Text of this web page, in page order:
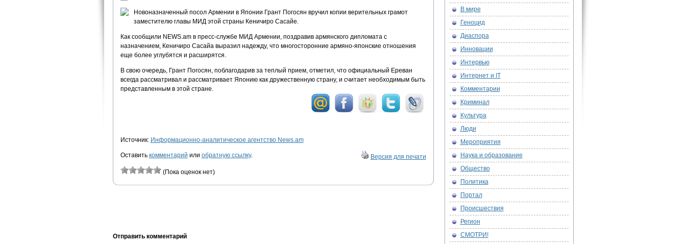
Новоназначенный посол Армении в Японии Грант Погосян вручил копии верительных грамот
заместителю главы МИД этой страны Кеничиро Сасайе.
Как сообщили NEWS.am в пресс-службе МИД Армении, поздравив армянского дипломата с
назначением, Кеничиро Сасайа выразил надежду, что многосторонние армяно-японские отношения
еще более углубятся и расширятся.
В свою очередь, Грант Погосян, поблагодарив за теплый прием, отметил, что официальный Ереван
всегда рассматривал и рассматривает Японию как дружественную страну, и считает необходимым быть
представленным в этой стране.
Источник: Информационно-аналитическое агентство News.am
Оставить комментарий или обратную ссылку. Версия для печати
(Пока оценок нет)
Отправить комментарий
В мире
Геноцид
Диаспора
Инновации
Интервью
Интернет и IT
Комментарии
Криминал
Культура
Люди
Мероприятия
Наука и образование
Общество
Политика
Портал
Происшествия
Регион
СМОТРИ!